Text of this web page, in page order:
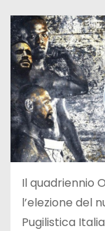
Il quadriennio
l’elezione del
Pugilistica